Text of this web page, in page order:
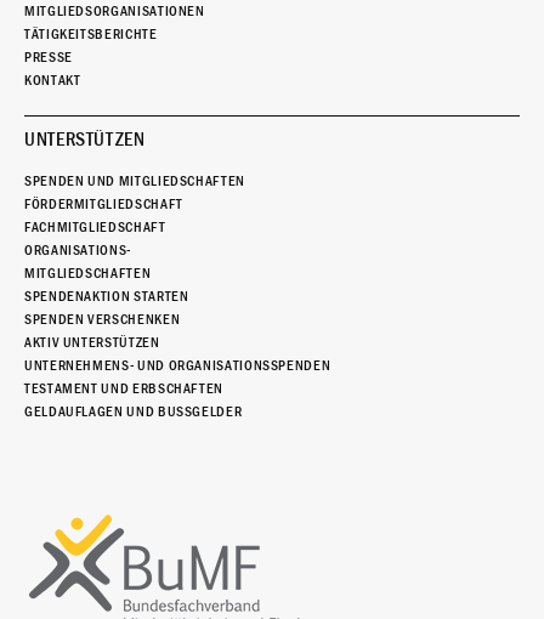
MITGLIEDSORGANISATIONEN
TÄTIGKEITSBERICHTE
PRESSE
KONTAKT
UNTERSTÜTZEN
SPENDEN UND MITGLIEDSCHAFTEN
FÖRDERMITGLIEDSCHAFT
FACHMITGLIEDSCHAFT
ORGANISATIONS-
MITGLIEDSCHAFTEN
SPENDENAKTION STARTEN
SPENDEN VERSCHENKEN
AKTIV UNTERSTÜTZEN
UNTERNEHMENS- UND ORGANISATIONSSPENDEN
TESTAMENT UND ERBSCHAFTEN
GELDAUFLAGEN UND BUSSGELDER